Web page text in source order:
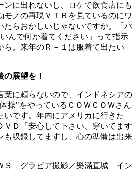
に出れないし、ロケで飲食店にも
モノの再現ＶＴＲを見ているのにワ
たらおかしいじゃないですか。「パ
んで何か着てください」って指示
ら。来年のＲ－１は服着て出たい
展望を！
に頼らないので、インドネシアの
操"をやっているＣＯＷＣＯＷさん
いです。年内にアメリカに行きた
Ｄ『安心して下さい、穿いてます
も収録してますし、心の準備は出来
ＷＳ グラビア撮影／樂滿直城 イン